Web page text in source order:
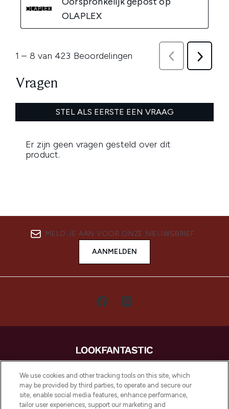
MELD JE AAN VOOR ONZE NIEUWSBRIEF
AANMELDEN
LOOKFANTASTIC is de ultieme online
beautybestemming van Europa, met de
beste huidverzorging, haarproducten en
make-up van meer dan 200 topmerken.
We use cookies and other tracking tools on this site, which
may be provided by third parties, to operate and secure our
site, enable social media features, enhance performance,
tailor user experiences, support our marketing and